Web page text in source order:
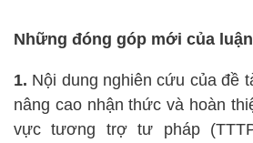
Những đóng góp mới của
1. Nội dung nghiên cứu của đề
nâng cao nhận thức và hoàn
vực tương trợ tư pháp